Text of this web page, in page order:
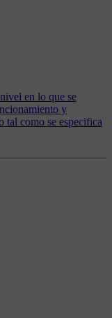
en lo que se
y
tal como se especifica